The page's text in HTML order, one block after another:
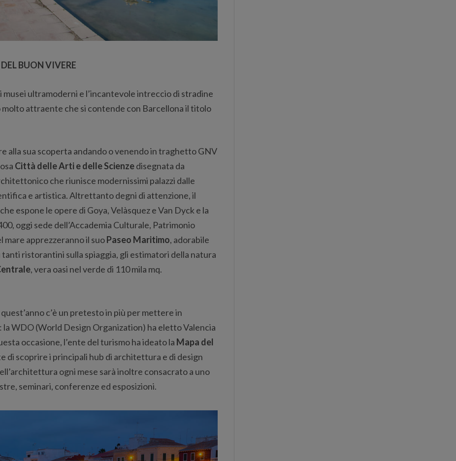
BUON VIVERE
musei ultramoderni e l’incantevole intreccio di stradine
molto attraente che si contende con Barcellona il titolo
alla sua scoperta andando o venendo in traghetto GNV
Città delle Arti e delle Scienzedisegnata da
che riunisce modernissimi palazzi dalle
e artistica. Altrettanto degni di attenzione, il
espone le opere di Goya, Velàsquez e Van Dyck e la
oggi sede dell’Accademia Culturale, Patrimonio
mare apprezzeranno il suoPaseo Maritimo, adorabile
ristorantini sulla spiaggia, gli estimatori della natura
, vera oasi nel verde di 110 mila mq.
c’è un pretesto in più per mettere in
WDO (World Design Organization) ha eletto Valencia
occasione, l’ente del turismo ha ideato la Mapa del
di scoprire i principali hub di architettura e di design
ogni mese sarà inoltre consacrato a uno
seminari, conferenze ed esposizioni.